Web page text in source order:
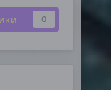
0